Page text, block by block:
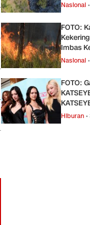
Nasional •
FOTO:
Imbas
Nasional •
FOTO:
Hiburan •